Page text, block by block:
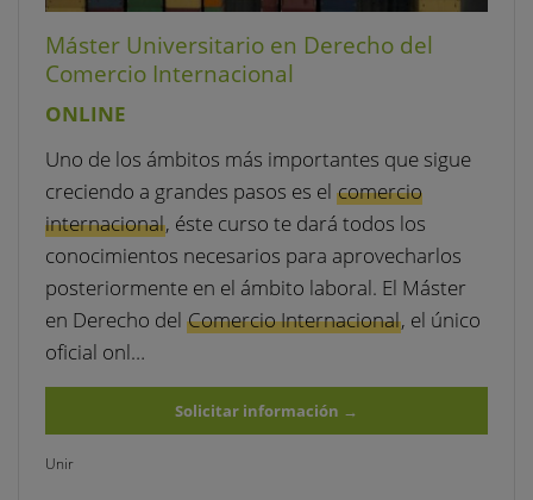
Máster Universitario en Derecho del
Comercio Internacional
ONLINE
Uno de los ámbitos más importantes que sigue
creciendo a grandes pasos es el comercio
internacional, éste curso te dará todos los
conocimientos necesarios para aprovecharlos
posteriormente en el ámbito laboral. El Máster
en Derecho del Comercio Internacional, el único
oficial onl…
Solicitar información →
Unir